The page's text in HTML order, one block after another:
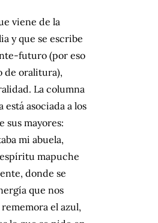
viene de la
y que se escribe
futuro (por eso
de oralitura),
La columna
asociada a los
sus mayores:
mi abuela,
mapuche
donde se
que nos
rememora el azul,